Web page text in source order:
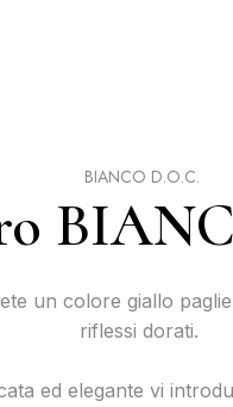
BIANCO D.O.C.
un colore giallo
riflessi dorati.
ed elegante vi